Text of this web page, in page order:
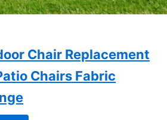
Chair Replacement
Chairs Fabric